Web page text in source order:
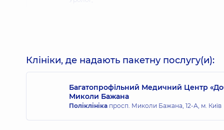
Шмиголь Антон Олексійович
Уролог,8 років досвіду
Клініки, де надають пакетну послугу(и):
Багатопрофільний Медичний Центр
Миколи Бажана
Поліклініка просп. Миколи Бажана, 12-А, м. Київ